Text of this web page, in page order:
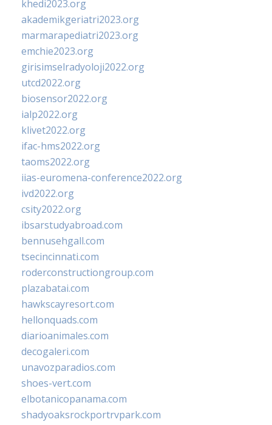
khedi2023.org
akademikgeriatri2023.org
marmarapediatri2023.org
emchie2023.org
girisimselradyoloji2022.org
utcd2022.org
biosensor2022.org
ialp2022.org
klivet2022.org
ifac-hms2022.org
taoms2022.org
iias-euromena-conference2022.org
ivd2022.org
csity2022.org
ibsarstudyabroad.com
bennusehgall.com
tsecincinnati.com
roderconstructiongroup.com
plazabatai.com
hawkscayresort.com
hellonquads.com
diarioanimales.com
decogaleri.com
unavozparadios.com
shoes-vert.com
elbotanicopanama.com
shadyoaksrockportrvpark.com